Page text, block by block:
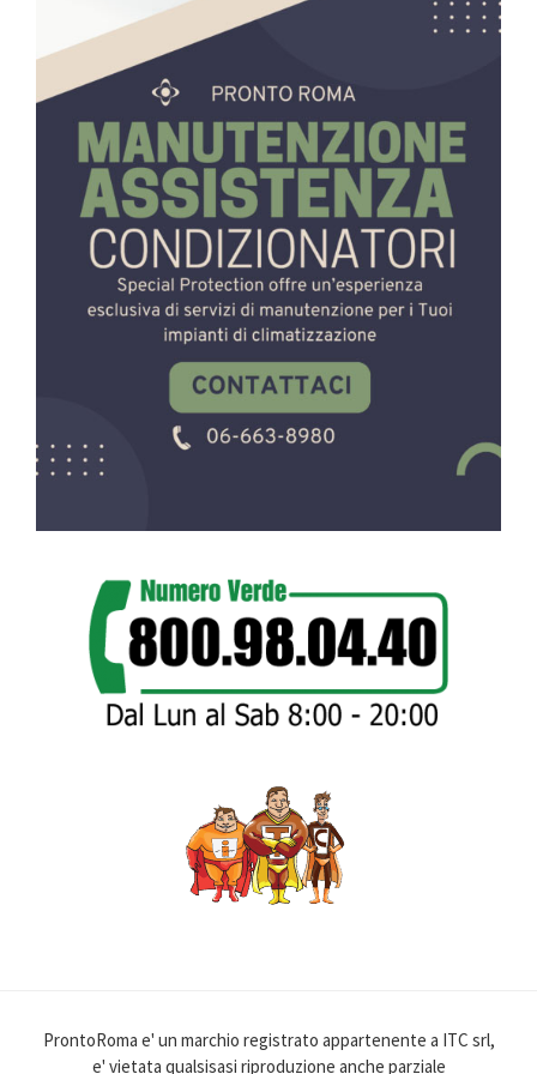
ProntoRoma e' un marchio registrato appartenente a ITC srl,
e' vietata qualsisasi riproduzione anche parziale